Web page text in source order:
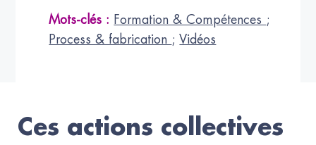
Mots-clés : Formation & Compétences ;
Process & fabrication ;Vidéos
Ces actions collectives